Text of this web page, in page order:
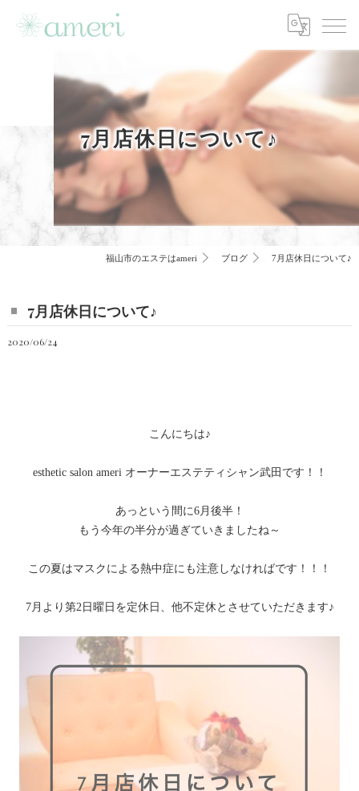
7月店休日について♪
福山市のエステはameri ブログ 7月店休日について♪
7月店休日について♪
2020/06/24
こんにちは♪
esthetic salon ameri オーナーエステティシャン武田です！！
あっという間に6月後半！
もう今年の半分が過ぎていきましたね～
この夏はマスクによる熱中症にも注意しなければです！！！
7月より第2日曜日を定休日、他不定休とさせていただきます♪